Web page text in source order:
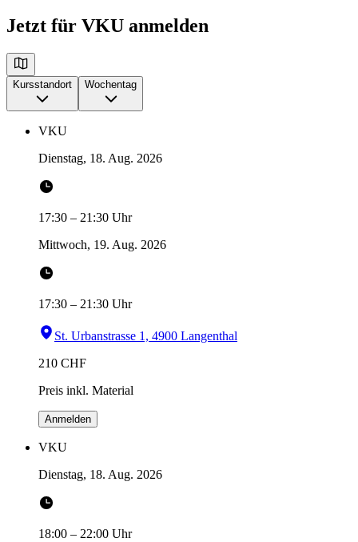
Jetzt für VKU anmelden
Kursstandort Wochentag
VKU
Dienstag, 18. Aug. 2026
17:30 – 21:30 Uhr
Mittwoch, 19. Aug. 2026
17:30 – 21:30 Uhr
St. Urbanstrasse 1, 4900 Langenthal
210 CHF
Preis inkl. Material
Anmelden
VKU
Dienstag, 18. Aug. 2026
18:00 – 22:00 Uhr